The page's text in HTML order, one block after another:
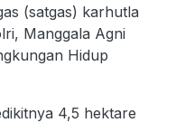
(satgas) karhutla
Manggala Agni
Hidup
4,5 hektare